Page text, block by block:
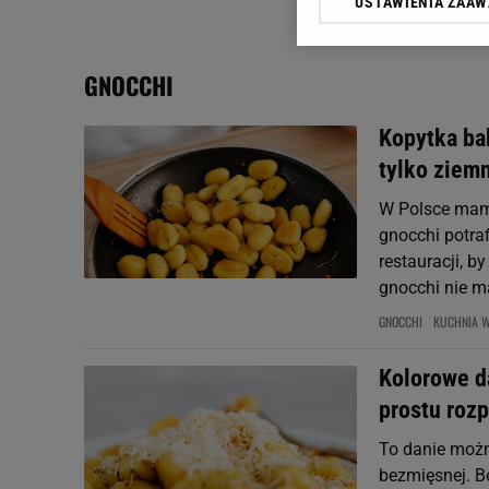
GNOCCHI
Kopytka
tylko
W Polsce
gnocchi
restauracji,
gnocchi nie
GNOCCHI KUCHNIA
Kolorowe
prostu
To danie
bezmięsnej.
Klikając „Akceptuję”
My, nasi Zaufani
Użycie dokładnych
Przechowywanie
badnie odbiorców i